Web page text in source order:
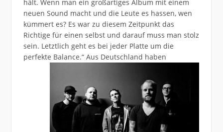
hält. Wenn man ein großartiges Album mit einem
neuen Sound macht und die Leute es hassen, wen
kümmert es? Es war zu diesem Zeitpunkt das
Richtige für einen selbst und darauf muss man stolz
sein. Letztlich geht es bei jeder Platte um die
perfekte Balance.“ Aus Deutschland haben